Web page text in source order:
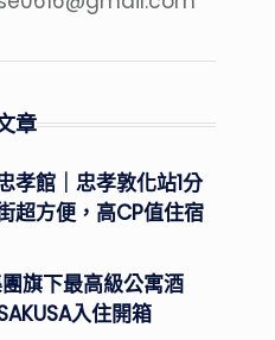
章
孝館｜忠孝敦化站1分
超方便，高CP值住宿
旗下最高級公寓酒
入住開箱